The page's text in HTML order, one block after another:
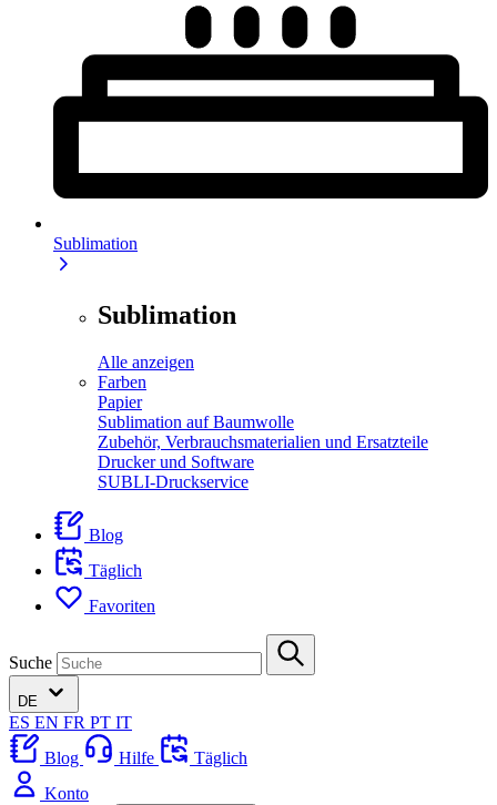
Sublimation
Sublimation
Alle anzeigen
Farben
Papier
Sublimation auf Baumwolle
Zubehör, Verbrauchsmaterialien und Ersatzteile
Drucker und Software
SUBLI-Druckservice
Blog
Täglich
Favoriten
Suche
DE
ES EN FR PT IT
Blog
Hilfe
Täglich
Konto